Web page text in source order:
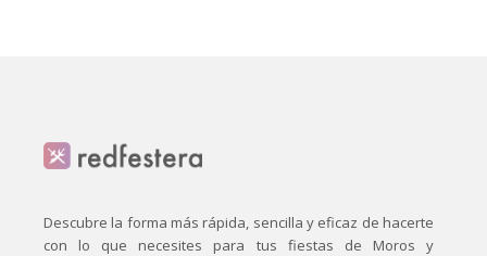
Descubre la forma más rápida, sencilla y eficaz de hacerte
con lo que necesites para tus fiestas de Moros y